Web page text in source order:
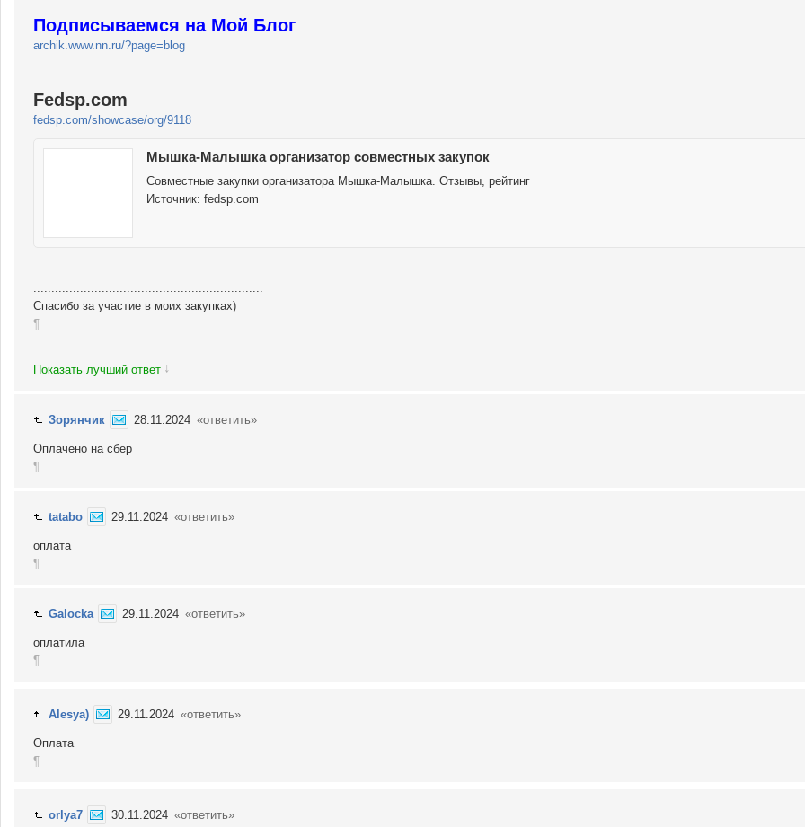
Подписываемся на Мой Блог
archik.www.nn.ru/?page=blog
Fedsp.com
fedsp.com/showcase/org/9118
Мышка-Малышка организатор совместных закупок
Совместные закупки организатора Мышка-Малышка. Отзывы, рейтинг
Источник: fedsp.com
................................................................
Спасибо за участие в моих закупках)
¶
Показать лучший ответ ↓
Зорянчик 28.11.2024 «ответить»
Оплачено на сбер
¶
tatabo 29.11.2024 «ответить»
оплата
¶
Galocka 29.11.2024 «ответить»
оплатила
¶
Alesya) 29.11.2024 «ответить»
Оплата
¶
orlya7 30.11.2024 «ответить»